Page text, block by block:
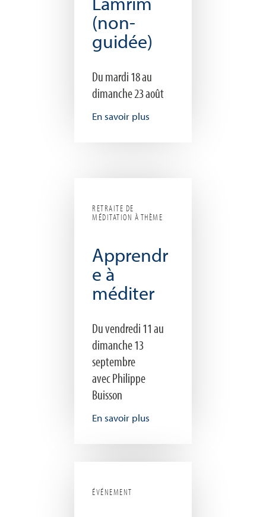
(non-
guidée)
Du mardi 18 au
dimanche 23 août
En savoir plus
RETRAITE DE
MÉDITATION À THÈME
Apprendr
e à
méditer
Du vendredi 11 au
dimanche 13
septembre
avec Philippe
Buisson
En savoir plus
ÉVÉNEMENT